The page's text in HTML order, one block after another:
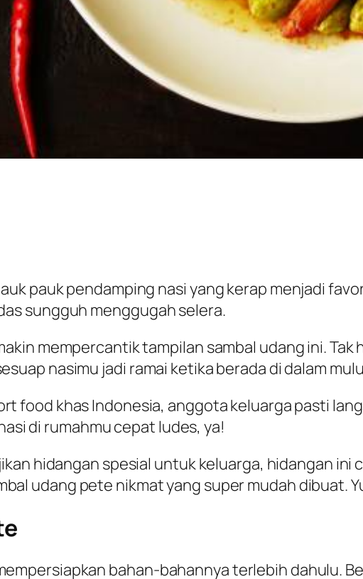
pauk pendamping nasi yang kerap menjadi
sungguh menggugah selera.
mempercantik tampilan sambal udang ini.
nasimu jadi ramai ketika berada di dalam
foodkhas Indonesia, anggota keluarga pasti
di rumahmu cepat ludes, ya!
hidangan spesial untuk keluarga, hidangan ini
udang pete nikmat yang super mudah dibuat.
bahan-bahannya terlebih dahulu.